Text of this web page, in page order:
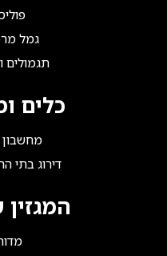
גמל
תגמולים
כלים
מחשבון
דירוג בתי